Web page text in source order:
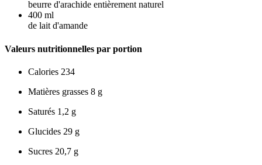
beurre d'arachide entièrement naturel
400 ml
de lait d'amande
Valeurs nutritionnelles par portion
Calories 234
Matières grasses 8 g
Saturés 1,2 g
Glucides 29 g
Sucres 20,7 g